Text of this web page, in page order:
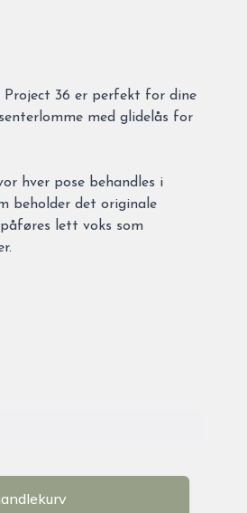
Project 36 er perfekt for dine
med glidelås for
hver pose behandles i
beholder det originale
lett voks som